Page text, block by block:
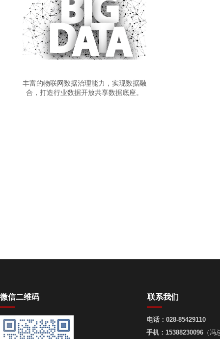
丰富的物联网数据治理能力，实现数据融
合，打造行业数据开放共享数据底座。
微信二维码 联系我们
电话： 028-85429110
手机： 15388230096 （冯